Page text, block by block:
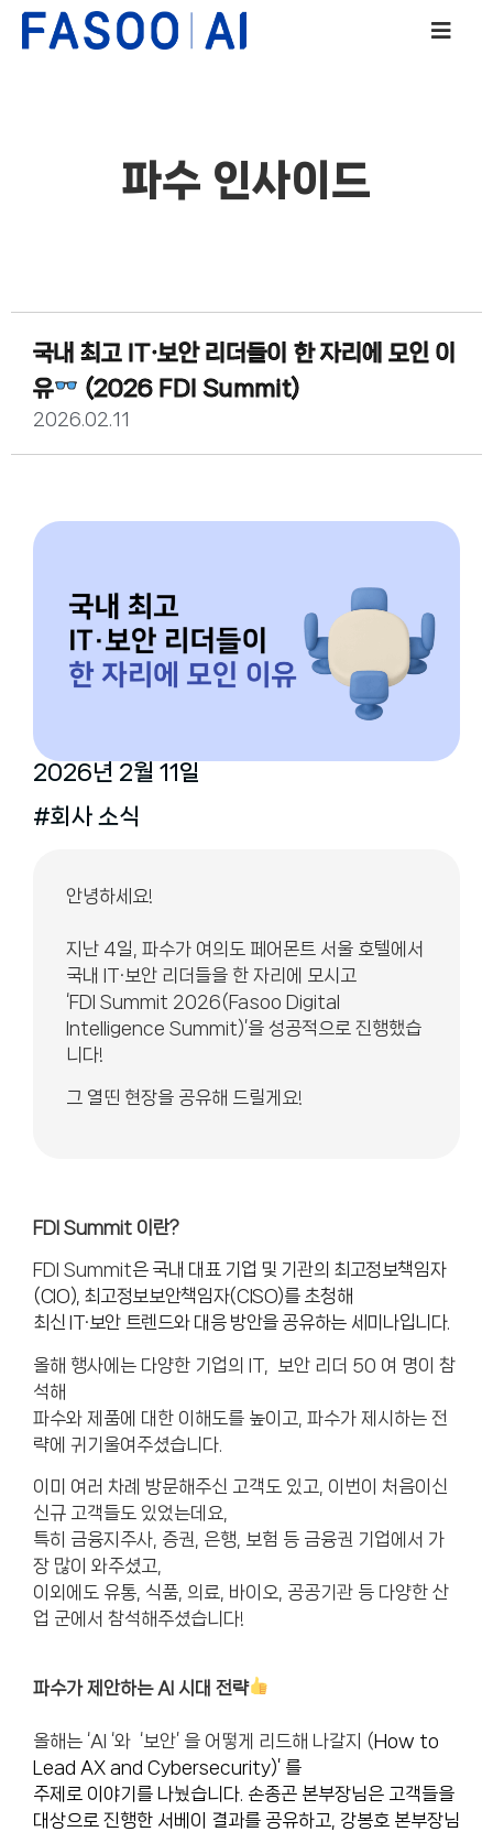
파수 인사이드
국내 최고 IT·보안 리더들이 한 자리에 모인 이
유
(2026 FDI Summit)
2026.02.11
2026년 2월 11일
#회사 소식
안녕하세요!
지난 4일, 파수가 여의도 페어몬트 서울 호텔에서
국내 IT·보안 리더들을 한 자리에 모시고
‘FDI Summit 2026(Fasoo Digital
Intelligence Summit)’을 성공적으로 진행했습
니다!
그 열띤 현장을 공유해 드릴게요!
FDI Summit 이란?
FDI Summit은 국내 대표 기업 및 기관의 최고정보책임자
(CIO), 최고정보보안책임자(CISO)를 초청해
최신 IT·보안 트렌드와 대응 방안을 공유하는 세미나입니다.
올해 행사에는 다양한 기업의 IT, 보안 리더 50 여 명이 참
석해
파수와 제품에 대한 이해도를 높이고, 파수가 제시하는 전
략에 귀기울여주셨습니다.
이미 여러 차례 방문해주신 고객도 있고, 이번이 처음이신
신규 고객들도 있었는데요,
특히 금융지주사, 증권, 은행, 보험 등 금융권 기업에서 가
장 많이 와주셨고,
이외에도 유통, 식품, 의료, 바이오, 공공기관 등 다양한 산
업 군에서 참석해주셨습니다!
파수가 제안하는 AI 시대 전략
올해는 ‘AI ‘와 ‘보안’ 을 어떻게 리드해 나갈지 (How to
Lead AX and Cybersecurity)’ 를
주제로 이야기를 나눴습니다. 손종곤 본부장님은 고객들을
대상으로 진행한 서베이 결과를 공유하고, 강봉호 본부장님